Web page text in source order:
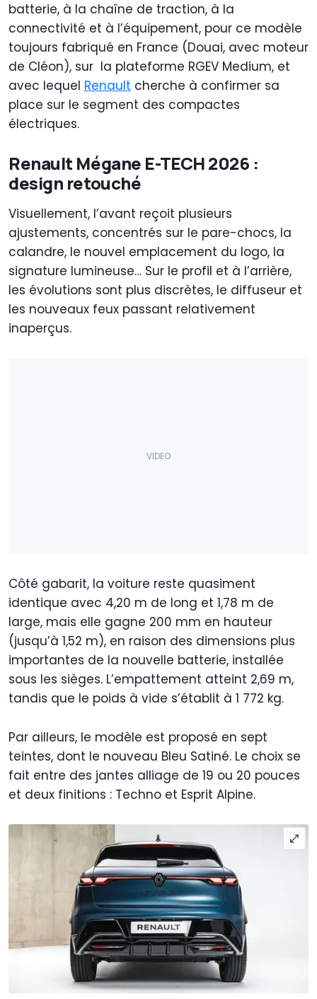
batterie, à la chaîne de traction, à la
connectivité et à l’équipement, pour ce modèle
toujours fabriqué en France (Douai, avec moteur
de Cléon), sur la plateforme RGEV Medium, et
avec lequel Renault cherche à confirmer sa
place sur le segment des compactes
électriques.
Renault Mégane E-TECH 2026 :
design retouché
Visuellement, l’avant reçoit plusieurs
ajustements, concentrés sur le pare-chocs, la
calandre, le nouvel emplacement du logo, la
signature lumineuse… Sur le profil et à l’arrière,
les évolutions sont plus discrètes, le diffuseur et
les nouveaux feux passant relativement
inaperçus.
Côté gabarit, la voiture reste quasiment
identique avec 4,20 m de long et 1,78 m de
large, mais elle gagne 200 mm en hauteur
(jusqu’à 1,52 m), en raison des dimensions plus
importantes de la nouvelle batterie, installée
sous les sièges. L’empattement atteint 2,69 m,
tandis que le poids à vide s’établit à 1 772 kg.
Par ailleurs, le modèle est proposé en sept
teintes, dont le nouveau Bleu Satiné. Le choix se
fait entre des jantes alliage de 19 ou 20 pouces
et deux finitions : Techno et Esprit Alpine.